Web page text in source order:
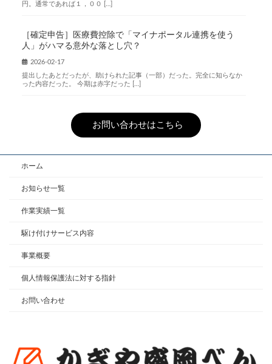
円。通常であれば１，００ […]
［確定申告］医療費控除で「マイナポータル連携を使う
人」がハマる意外な落とし穴？
2026-02-17
提出したあとだったが、助けられた記事（一部）だった。完全に知らなか
った内容だった。 今期は赤字だった […]
お問い合わせはこちら
ホーム
お知らせ一覧
作業実績一覧
駆け付けサービス内容
事業概要
個人情報保護法に対する指針
お問い合わせ